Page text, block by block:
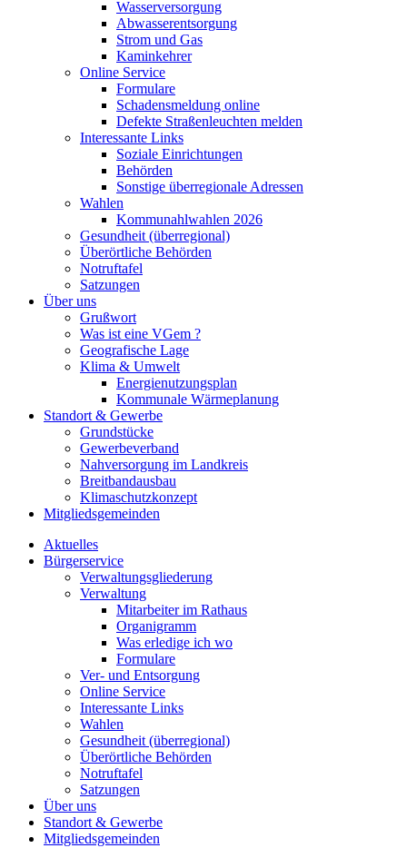
Wasserversorgung
Abwasserentsorgung
Strom und Gas
Kaminkehrer
Online Service
Formulare
Schadensmeldung online
Defekte Straßenleuchten melden
Interessante Links
Soziale Einrichtungen
Behörden
Sonstige überregionale Adressen
Wahlen
Kommunahlwahlen 2026
Gesundheit (überregional)
Überörtliche Behörden
Notruftafel
Satzungen
Über uns
Grußwort
Was ist eine VGem ?
Geografische Lage
Klima & Umwelt
Energienutzungsplan
Kommunale Wärmeplanung
Standort & Gewerbe
Grundstücke
Gewerbeverband
Nahversorgung im Landkreis
Breitbandausbau
Klimaschutzkonzept
Mitgliedsgemeinden
Aktuelles
Bürgerservice
Verwaltungsgliederung
Verwaltung
Mitarbeiter im Rathaus
Organigramm
Was erledige ich wo
Formulare
Ver- und Entsorgung
Online Service
Interessante Links
Wahlen
Gesundheit (überregional)
Überörtliche Behörden
Notruftafel
Satzungen
Über uns
Standort & Gewerbe
Mitgliedsgemeinden